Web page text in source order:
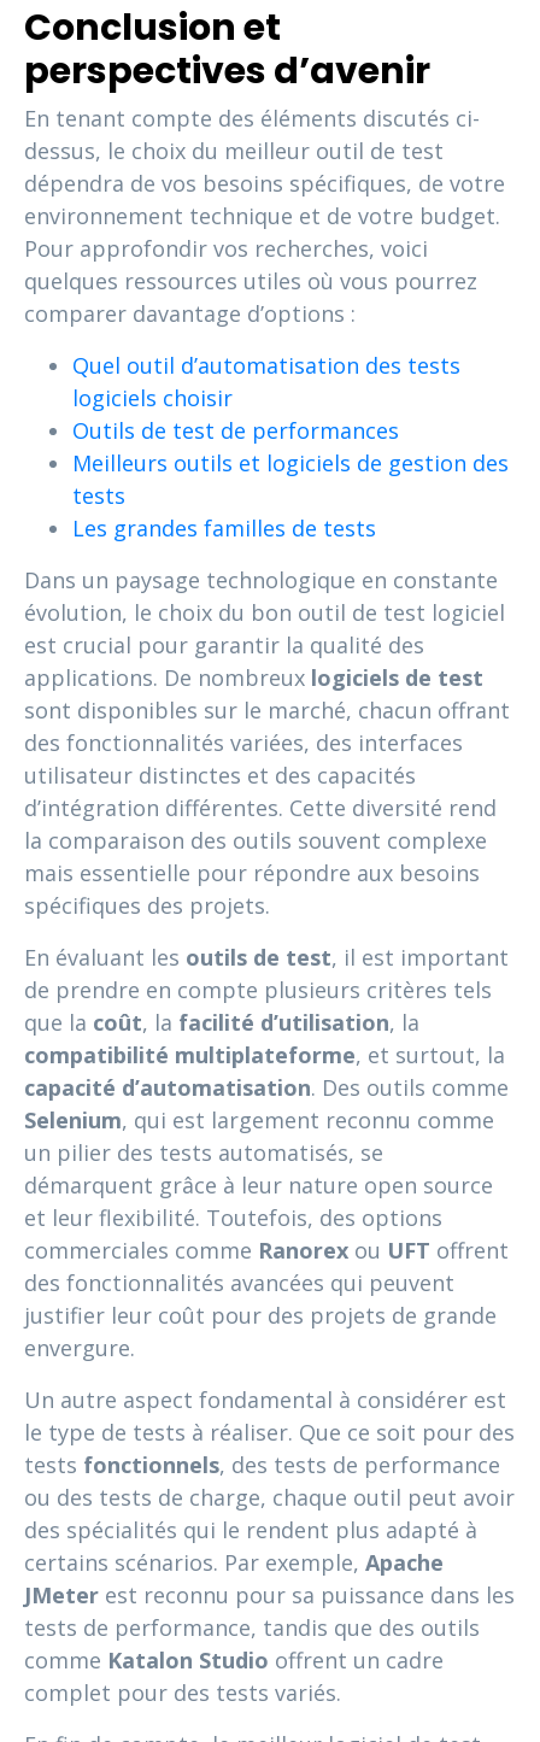
Conclusion et
perspectives d’avenir
En tenant compte des éléments discutés ci-
dessus, le choix du meilleur outil de test
dépendra de vos besoins spécifiques, de votre
environnement technique et de votre budget.
Pour approfondir vos recherches, voici
quelques ressources utiles où vous pourrez
comparer davantage d’options :
Quel outil d’automatisation des tests
logiciels choisir
Outils de test de performances
Meilleurs outils et logiciels de gestion des
tests
Les grandes familles de tests
Dans un paysage technologique en constante
évolution, le choix du bon outil de test logiciel
est crucial pour garantir la qualité des
applications. De nombreux logiciels de test
sont disponibles sur le marché, chacun offrant
des fonctionnalités variées, des interfaces
utilisateur distinctes et des capacités
d’intégration différentes. Cette diversité rend
la comparaison des outils souvent complexe
mais essentielle pour répondre aux besoins
spécifiques des projets.
En évaluant les outils de test, il est important
de prendre en compte plusieurs critères tels
que la coût, la facilité d’utilisation, la
compatibilité multiplateforme, et surtout, la
capacité d’automatisation. Des outils comme
Selenium, qui est largement reconnu comme
un pilier des tests automatisés, se
démarquent grâce à leur nature open source
et leur flexibilité. Toutefois, des options
commerciales comme Ranorex ou UFT offrent
des fonctionnalités avancées qui peuvent
justifier leur coût pour des projets de grande
envergure.
Un autre aspect fondamental à considérer est
le type de tests à réaliser. Que ce soit pour des
tests fonctionnels, des tests de performance
ou des tests de charge, chaque outil peut avoir
des spécialités qui le rendent plus adapté à
certains scénarios. Par exemple, Apache
JMeter est reconnu pour sa puissance dans les
tests de performance, tandis que des outils
comme Katalon Studio offrent un cadre
complet pour des tests variés.